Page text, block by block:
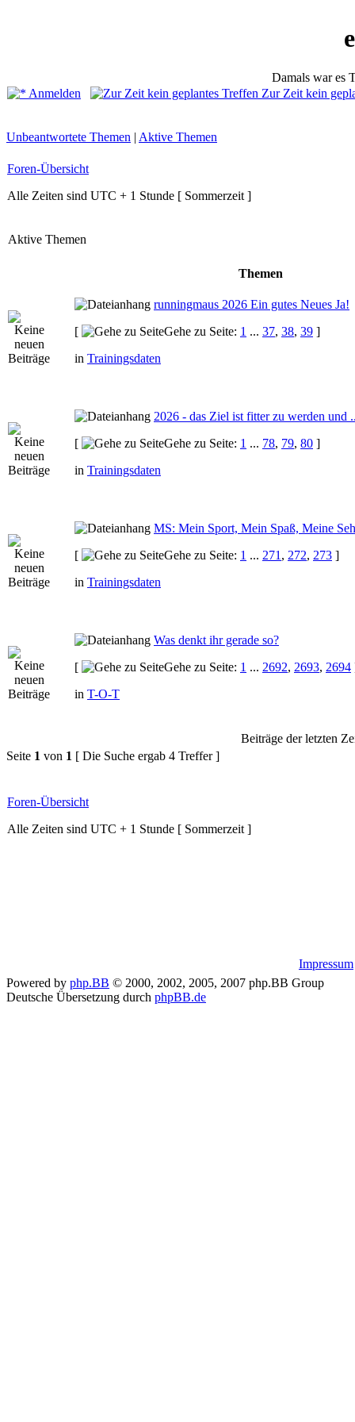
Damals war es
Anmelden
Zur Zeit kein
Unbeantwortete Themen | Aktive Themen
Foren-Übersicht
Alle Zeiten sind UTC + 1 Stunde [ Sommerzeit ]
Aktive Themen
Themen
runningmaus 2026 Ein gutes Neues Ja!
[
Gehe zu Seite: 1 ... 37, 38, 39 ]
in Trainingsdaten
2026 - das Ziel ist fitter zu werden und
[
Gehe zu Seite: 1 ... 78, 79, 80 ]
in Trainingsdaten
MS: Mein Sport, Mein Spaß, Meine
[
Gehe zu Seite: 1 ... 271 , 272, 273 ]
in Trainingsdaten
Was denkt ihr gerade so?
[
Gehe zu Seite: 1 ... 2692, 2693, 2694
in T-O-T
Beiträge der letzten
Seite 1 von 1 [ Die Suche ergab 4 Treffer ]
Foren-Übersicht
Alle Zeiten sind UTC + 1 Stunde [ Sommerzeit ]
Impressum
Powered by php.BB © 2000, 2002, 2005, 2007 php.BB Group
Deutsche Übersetzung durch phpBB.de